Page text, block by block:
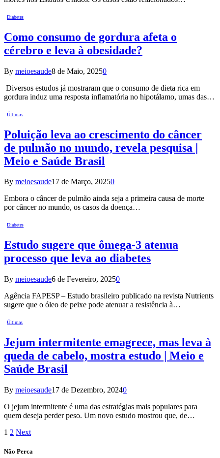
Diabetes
Como consumo de gordura afeta o
cérebro e leva à obesidade?
By meioesaude8 de Maio, 20250
Diversos estudos já mostraram que o consumo de dieta rica em
gordura induz uma resposta inflamatória no hipotálamo, umas das…
Últimas
Poluição leva ao crescimento do câncer
de pulmão no mundo, revela pesquisa |
Meio e Saúde Brasil
By meioesaude17 de Março, 20250
Embora o câncer de pulmão ainda seja a primeira causa de morte
por câncer no mundo, os casos da doença…
Diabetes
Estudo sugere que ômega-3 atenua
processo que leva ao diabetes
By meioesaude6 de Fevereiro, 20250
Agência FAPESP – Estudo brasileiro publicado na revista Nutrients
sugere que o óleo de peixe pode atenuar a resistência à…
Últimas
Jejum intermitente emagrece, mas leva à
queda de cabelo, mostra estudo | Meio e
Saúde Brasil
By meioesaude17 de Dezembro, 20240
O jejum intermitente é uma das estratégias mais populares para
quem deseja perder peso. Um novo estudo mostrou que, de…
1 2 Next
Não Perca